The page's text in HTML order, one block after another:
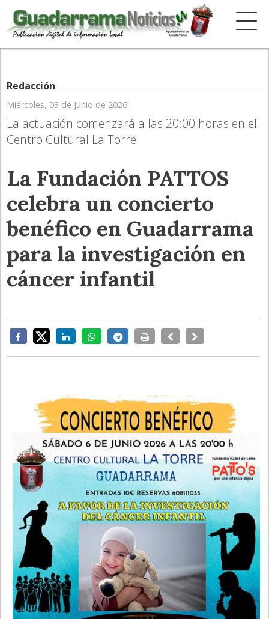
Redacción
Miércoles, 03 de Junio de 2026
La actuación comenzará a las 20:00 horas en el
Centro Cultural La Torre
La Fundación PATTOS
celebra un concierto
benéfico en Guadarrama
para la investigación en
cáncer infantil